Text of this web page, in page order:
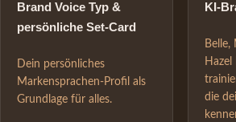
Brand Voice Typ &
persönliche Set-Card
Dein persönliches
Markensprachen-Profil als
Grundlage für alles.
KI-
Belle,
die